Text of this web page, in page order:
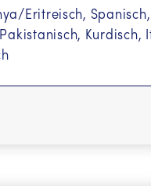
Eritreisch,
Kurdisch,